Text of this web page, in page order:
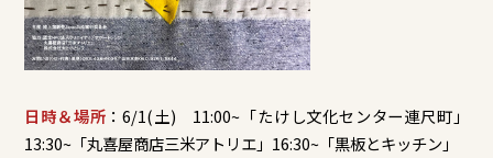
日時＆場所 ：6/1(土) 11:00~「たけし文化センター連尺町」
13:30~「丸喜屋商店三米アトリエ」16:30~「黒板とキッチン」